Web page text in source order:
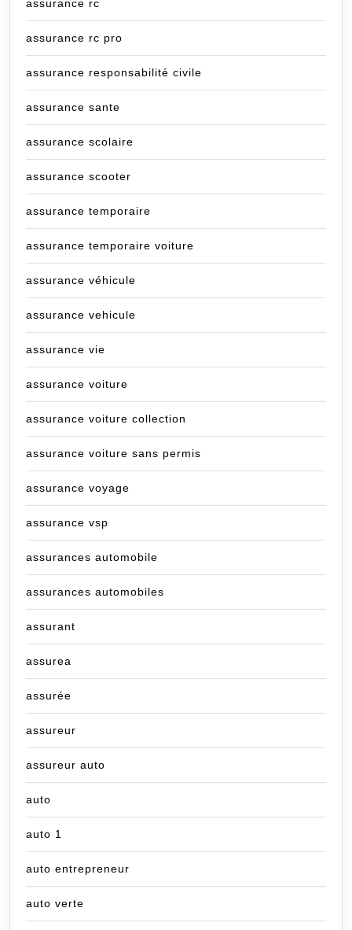
assurance rc
assurance rc pro
assurance responsabilité civile
assurance sante
assurance scolaire
assurance scooter
assurance temporaire
assurance temporaire voiture
assurance véhicule
assurance vehicule
assurance vie
assurance voiture
assurance voiture collection
assurance voiture sans permis
assurance voyage
assurance vsp
assurances automobile
assurances automobiles
assurant
assurea
assurée
assureur
assureur auto
auto
auto 1
auto entrepreneur
auto verte